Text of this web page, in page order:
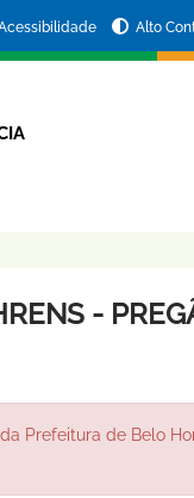
Alto
-
Prefeitura de Belo